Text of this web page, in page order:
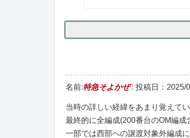
名前:特急そよかぜ: 投稿日：2025/
当時の詳しい経緯をあまり覚えて
最終的に全編成(200番台のOM編成
一部では西部への譲渡対象外編成